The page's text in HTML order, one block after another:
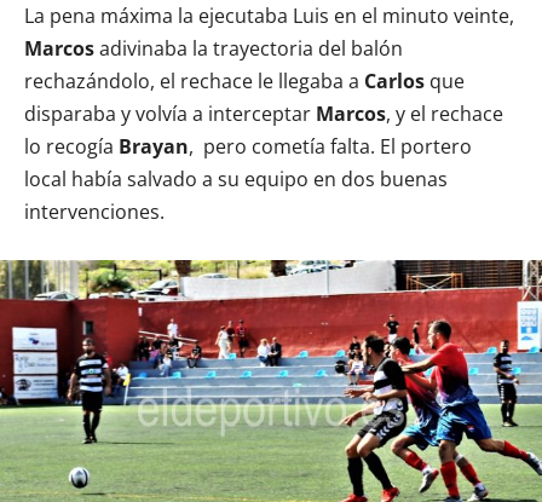
La pena máxima la ejecutaba Luis en el minuto veinte,
Marcosadivinaba la trayectoria del balón
rechazándolo, el rechace le llegaba a Carlos que
disparaba y volvía a interceptar Marcos, y el rechace
lo recogía Brayan, pero cometía falta. El portero
local había salvado a su equipo en dos buenas
intervenciones.